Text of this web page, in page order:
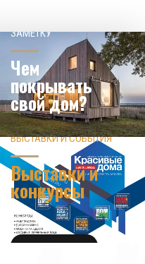
ЗАМЕТКУ
Чем
покрывать
свой дом?
УЗНАТЬ БОЛЬШЕ
ВЫСТАВКИ И СОБЫТИЯ
Выставки и
конкурсы
ПОЛУЧИТЬ БИЛЕТ